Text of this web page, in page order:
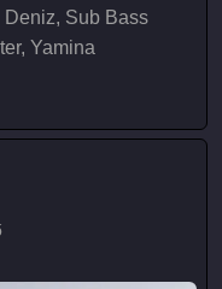
Deniz, Sub Bass
Yamina